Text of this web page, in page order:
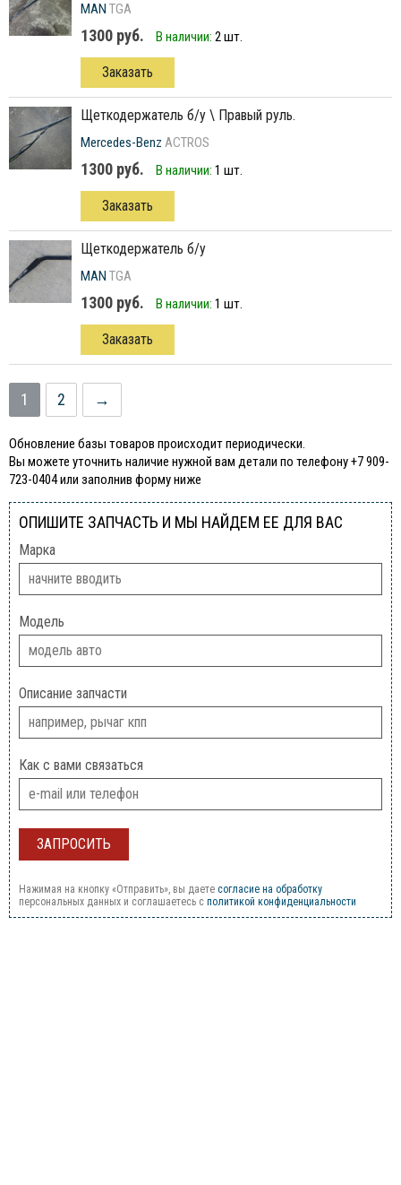
MAN TGA
1300 руб. В наличии: 2 шт.
Заказать
щеткодержатель б/у \ Правый руль.
Mercedes-Benz ACTROS
1300 руб. В наличии: 1 шт.
Заказать
щеткодержатель б/у
MAN TGA
1300 руб. В наличии: 1 шт.
Заказать
1 2 →
Обновление базы товаров происходит периодически.
Вы можете уточнить наличие нужной вам детали по телефону +7 909-
723-0404 или заполнив форму ниже
ОПИШИТЕ ЗАПЧАСТЬ И МЫ НАЙДЕМ ЕЕ ДЛЯ ВАС
Марка
Модель
Описание запчасти
Как с вами связаться
Нажимая на кнопку «Отправить», вы даете согласие на обработку
персональных данных и соглашаетесь c политикой конфиденциальности